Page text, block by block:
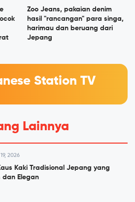
Zoo Jeans, pakaian denim
hasil "rancangan" para singa,
harimau dan beruang dari
Jepang
Station TV
Lainnya
2026
Kaki Tradisional Jepang yang
dan Elegan